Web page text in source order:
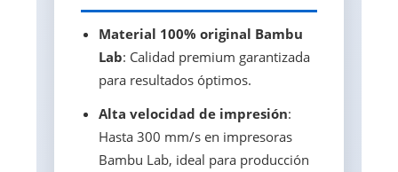
Material 100% original Bambu
Lab: Calidad premium garantizada
para resultados óptimos.
Alta velocidad de impresión:
Hasta 300 mm/s en impresoras
Bambu Lab, ideal para producción